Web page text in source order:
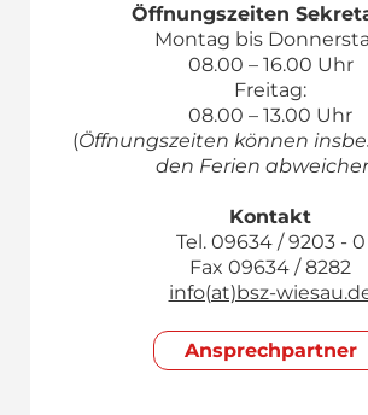
Öffnungszeiten
Montag bis
08.00 – 16.00 Uhr
Freitag:
08.00 – 13.00 Uhr
(Öffnungszeiten können
den Ferien
Kontakt
Tel. 09634 / 9203 - 0
Fax 09634 / 8282
info(at)bsz-
Ansprech­partner